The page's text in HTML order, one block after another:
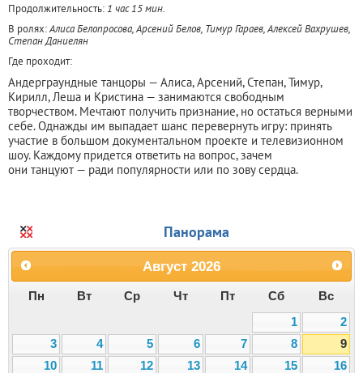
Продолжительность: 1 час 15 мин.
В ролях:Алиса Белопросова, Арсений Белов, Тимур Гараев, Алексей Вахрушев,
Степан Даниелян
Где проходит:
Андерграундные танцоры — Алиса, Арсений, Степан, Тимур,
Кирилл, Леша и Кристина — занимаются свободным
творчеством. Мечтают получить признание, но остаться верными
себе. Однажды им выпадает шанс перевернуть игру: принять
участие в большом документальном проекте и телевизионном
шоу. Каждому придется ответить на вопрос, зачем
они танцуют — ради популярности или по зову сердца.
Панорама
Август 2026
Пн Вт Ср Чт Пт Сб
Вс
1
2
3
4 5 6 7 8
9
10
11 12 13 14 15
16